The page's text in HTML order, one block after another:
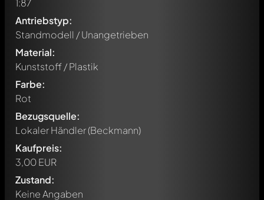
1:87
Antriebstyp:
Standmodell / Unangetrieben
Material:
Kunststoff / Plastik
Farbe:
Rot
Bezugsquelle:
Lokaler Händler (Beckmann)
Kaufpreis:
3,00 EUR
Zustand:
Keine Angaben